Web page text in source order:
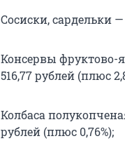
Сосиски, сардельки —
Консервы фруктово-
516,77 рублей (плюс
Колбаса
рублей (плюс 0,76%);